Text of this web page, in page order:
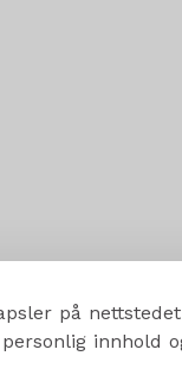
på
innhold